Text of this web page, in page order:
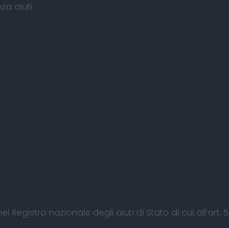
aiuti
nazionale degli aiuti di Stato di cui all’art.